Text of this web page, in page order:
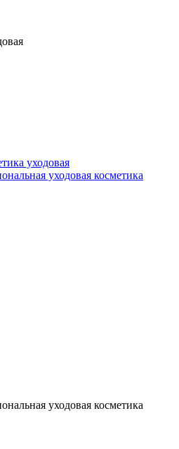
уходовая
уходовая косметика
уходовая косметика